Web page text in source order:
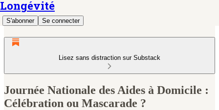
Longévité
S'abonner Se connecter
Lisez sans distraction sur Substack
Journée Nationale des Aides à Domicile :
Célébration ou Mascarade ?